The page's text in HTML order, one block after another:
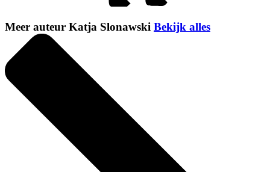
Meer auteur Katja Slonawski Bekijk alles